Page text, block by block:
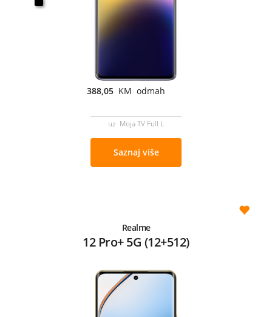
388,05 KM odmah
uz Moja TV Full L
Saznaj više
Realme
12 Pro+ 5G (12+512)